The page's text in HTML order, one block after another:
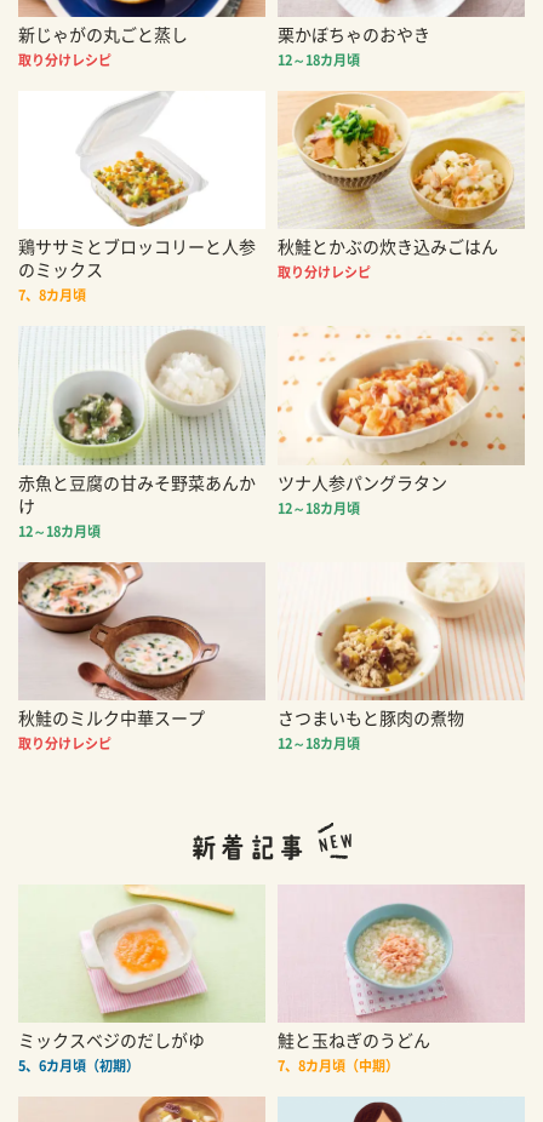
新じゃがの丸ごと蒸し
取り分けレシピ
栗かぼちゃのおやき
12～18カ月頃
鶏ササミとブロッコリーと人参
のミックス
7、8カ月頃
秋鮭とかぶの炊き込みごはん
取り分けレシピ
赤魚と豆腐の甘みそ野菜あんか
け
12～18カ月頃
ツナ人参パングラタン
12～18カ月頃
秋鮭のミルク中華スープ
取り分けレシピ
さつまいもと豚肉の煮物
12～18カ月頃
ミックスベジのだしがゆ
5、6カ月頃（初期）
鮭と玉ねぎのうどん
7、8カ月頃（中期）